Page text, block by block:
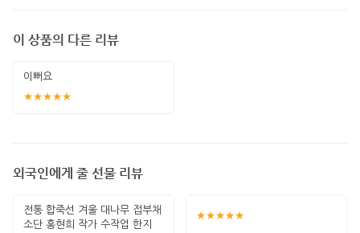
이 상품의 다른 리뷰
이뻐요
★★★★★
외국인에게 줄 선물 리뷰
전통 합죽선 겨울 대나무 접부채
소단 홍현희 작가 수작업 한지
★★★★★